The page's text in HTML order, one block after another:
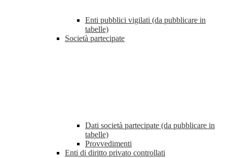
Enti pubblici vigilati (da pubblicare in
tabelle)
Società partecipate
Dati società partecipate (da pubblicare in
tabelle)
Provvedimenti
Enti di diritto privato controllati